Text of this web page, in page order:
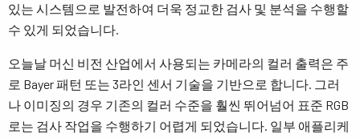
있는 시스템으로 발전하여 더욱 정교한 검사 및 분석을 수행할
수 있게 되었습니다.
오늘날 머신 비전 산업에서 사용되는 카메라의 컬러 출력은 주
로 Bayer 패턴 또는 3라인 센서 기술을 기반으로 합니다. 그러
나 이미징의 경우 기존의 컬러 수준을 훨씬 뛰어넘어 표준 RGB
로는 검사 작업을 수행하기 어렵게 되었습니다. 일부 애플리케